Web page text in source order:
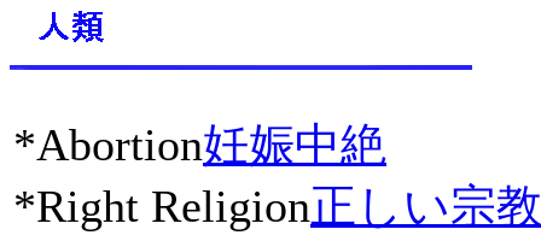
*Abortion妊娠中絶
*Right Religion正しい宗教